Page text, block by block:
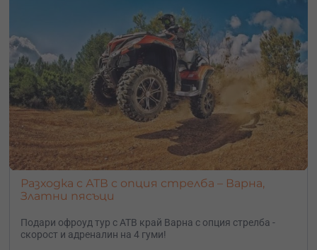
Разходка с АТВ с опция стрелба – Варна,
Златни пясъци
Подари офроуд тур с АТВ край Варна с опция стрелба -
скорост и адреналин на 4 гуми!